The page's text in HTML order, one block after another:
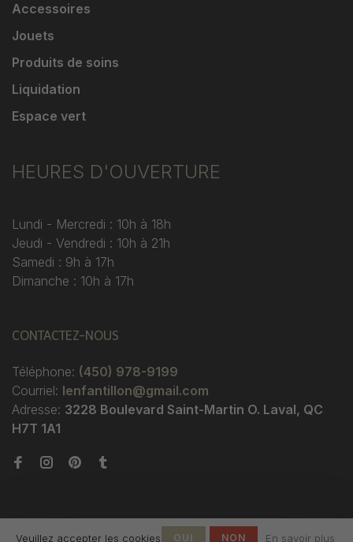
Accessoires
Jouets
Produits de soins
Liquidation
Espace vert
HEURES D'OUVERTURE
Lundi - Mercredi : 10h à 18h
Jeudi - Vendredi : 10h à 21h
Samedi : 9h à 17h
Dimanche : 10h à 17h
CONTACTEZ-NOUS
Téléphone: (450) 978-9199
Courriel: lenfantillon@gmail.com
Adresse: 3228 Boulevard Saint-Martin O. Laval, QC
H7T 1A1
Veuillez accepter les cookies OUI NON En savoir plus